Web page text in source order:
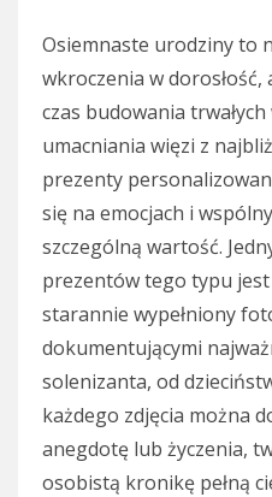
Osiemnaste urodziny to
wkroczenia w
czas budowania
umacniania więzi z
prezenty
się na emocjach i
szczególną wartość.
prezentów tego typu jest
starannie wypełniony
dokumentującymi
solenizanta, od
każdego zdjęcia można
anegdotę lub życzenia,
osobistą kronikę pełną